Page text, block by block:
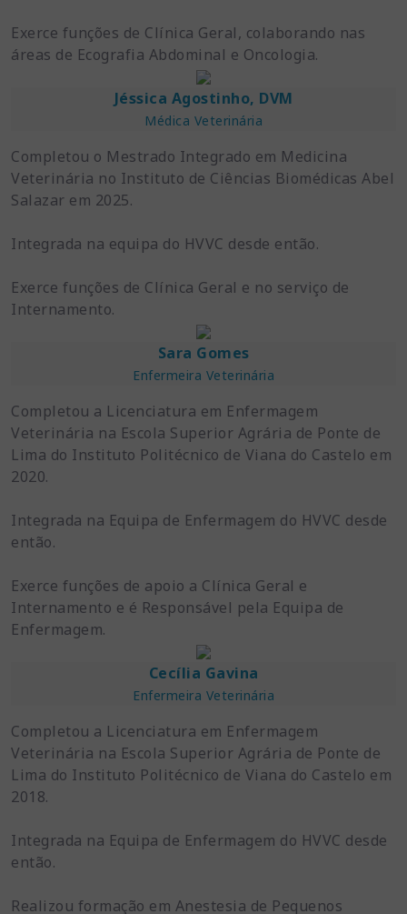
Exerce funções de Clínica Geral, colaborando nas
áreas de Ecografia Abdominal e Oncologia.
Jéssica Agostinho, DVM
Médica Veterinária
Completou o Mestrado Integrado em Medicina
Veterinária no Instituto de Ciências Biomédicas Abel
Salazar em 2025.
Integrada na equipa do HVVC desde então.
Exerce funções de Clínica Geral e no serviço de
Internamento.
Sara Gomes
Enfermeira Veterinária
Completou a Licenciatura em Enfermagem
Veterinária na Escola Superior Agrária de Ponte de
Lima do Instituto Politécnico de Viana do Castelo em
2020.
Integrada na Equipa de Enfermagem do HVVC desde
então.
Exerce funções de apoio a Clínica Geral e
Internamento e é Responsável pela Equipa de
Enfermagem.
Cecília Gavina
Enfermeira Veterinária
Completou a Licenciatura em Enfermagem
Veterinária na Escola Superior Agrária de Ponte de
Lima do Instituto Politécnico de Viana do Castelo em
2018.
Integrada na Equipa de Enfermagem do HVVC desde
então.
Realizou formação em Anestesia de Pequenos